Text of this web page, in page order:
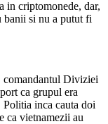
in criptomonede, dar,
banii si nu a putut fi
comandantul Diviziei
ca grupul era
inca cauta doi
ca vietnamezii au